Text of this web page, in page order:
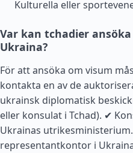
Kulturella eller
Var kan tchadier
Ukraina?
För att ansöka om visum
kontakta en av de
ukrainsk diplomatisk
eller konsulat i Tchad). ✔
Ukrainas
representantkontor i